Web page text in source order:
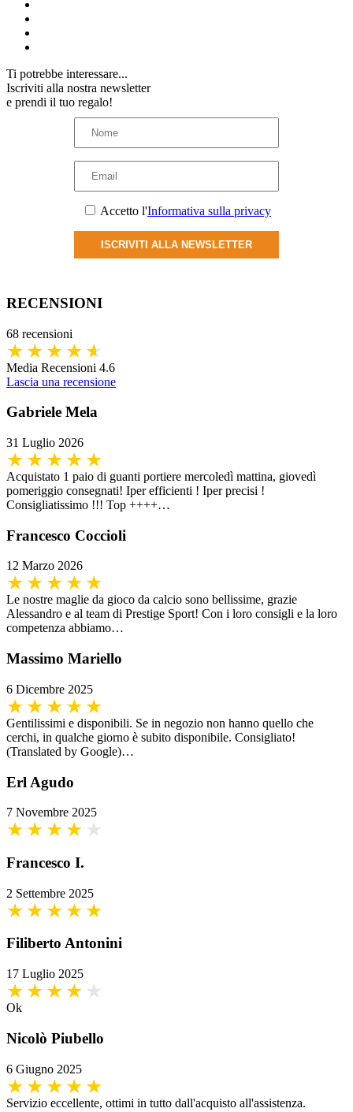
Ti potrebbe interessare...
Iscriviti alla nostra newsletter
e prendi il tuo regalo!
Accetto l'Informativa sulla privacy
ISCRIVITI ALLA NEWSLETTER
RECENSIONI
68 recensioni
Media Recensioni 4.6
Lascia una recensione
Gabriele Mela
31 Luglio 2026
Acquistato 1 paio di guanti portiere mercoledì mattina, giovedì
pomeriggio consegnati! Iper efficienti ! Iper precisi !
Consigliatissimo !!! Top ++++…
Francesco Coccioli
12 Marzo 2026
Le nostre maglie da gioco da calcio sono bellissime, grazie
Alessandro e al team di Prestige Sport! Con i loro consigli e la loro
competenza abbiamo…
Massimo Mariello
6 Dicembre 2025
Gentilissimi e disponibili. Se in negozio non hanno quello che
cerchi, in qualche giorno è subito disponibile. Consigliato!
(Translated by Google)…
Erl Agudo
7 Novembre 2025
Francesco I.
2 Settembre 2025
Filiberto Antonini
17 Luglio 2025
Ok
Nicolò Piubello
6 Giugno 2025
Servizio eccellente, ottimi in tutto dall'acquisto all'assistenza.